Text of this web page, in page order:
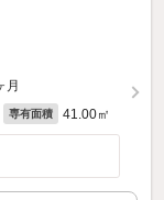
月
専有面積 41.00㎡